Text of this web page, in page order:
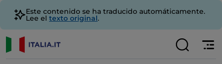
Este contenido se ha traducido automáticamente.
Lee el texto original.